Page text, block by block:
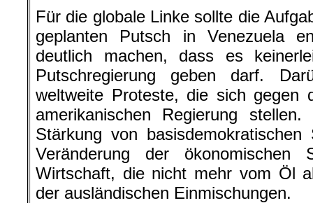
Für die globale Linke sollte die
geplanten Putsch in Venezuela
deutlich machen, dass es
Putschregierung geben darf.
weltweite Proteste, die sich gegen
amerikanischen Regierung
Stärkung von
Veränderung der
Wirtschaft, die nicht mehr vom Öl
der ausländischen Einmischungen.